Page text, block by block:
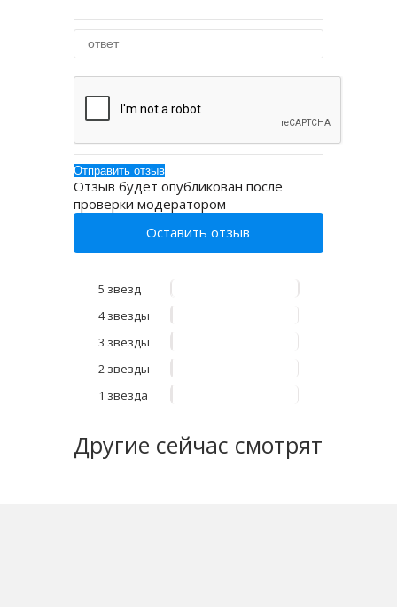
Отзыв будет опубликован после
проверки модератором
Оставить отзыв
5 звезд
4 звезды
3 звезды
2 звезды
1 звезда
Другие сейчас смотрят